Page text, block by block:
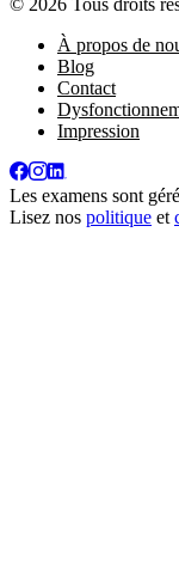
À propos de
Blog
Contact
Impression
Les examens sont
Lisez nos politique et